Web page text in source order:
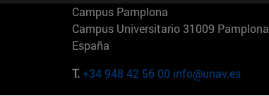
Campus Pamplona
Campus Universitario 31009 Pamplona
España
T.+34 948 42 56 00 info@unav.es